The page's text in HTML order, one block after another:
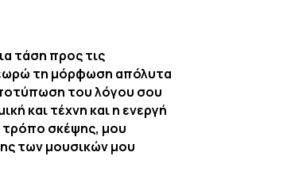
τάση προς τις
τη μόρφωση απόλυτα
του λόγου σου
και τέχνη και η ενεργή
τρόπο σκέψης, μου
των μουσικών μου